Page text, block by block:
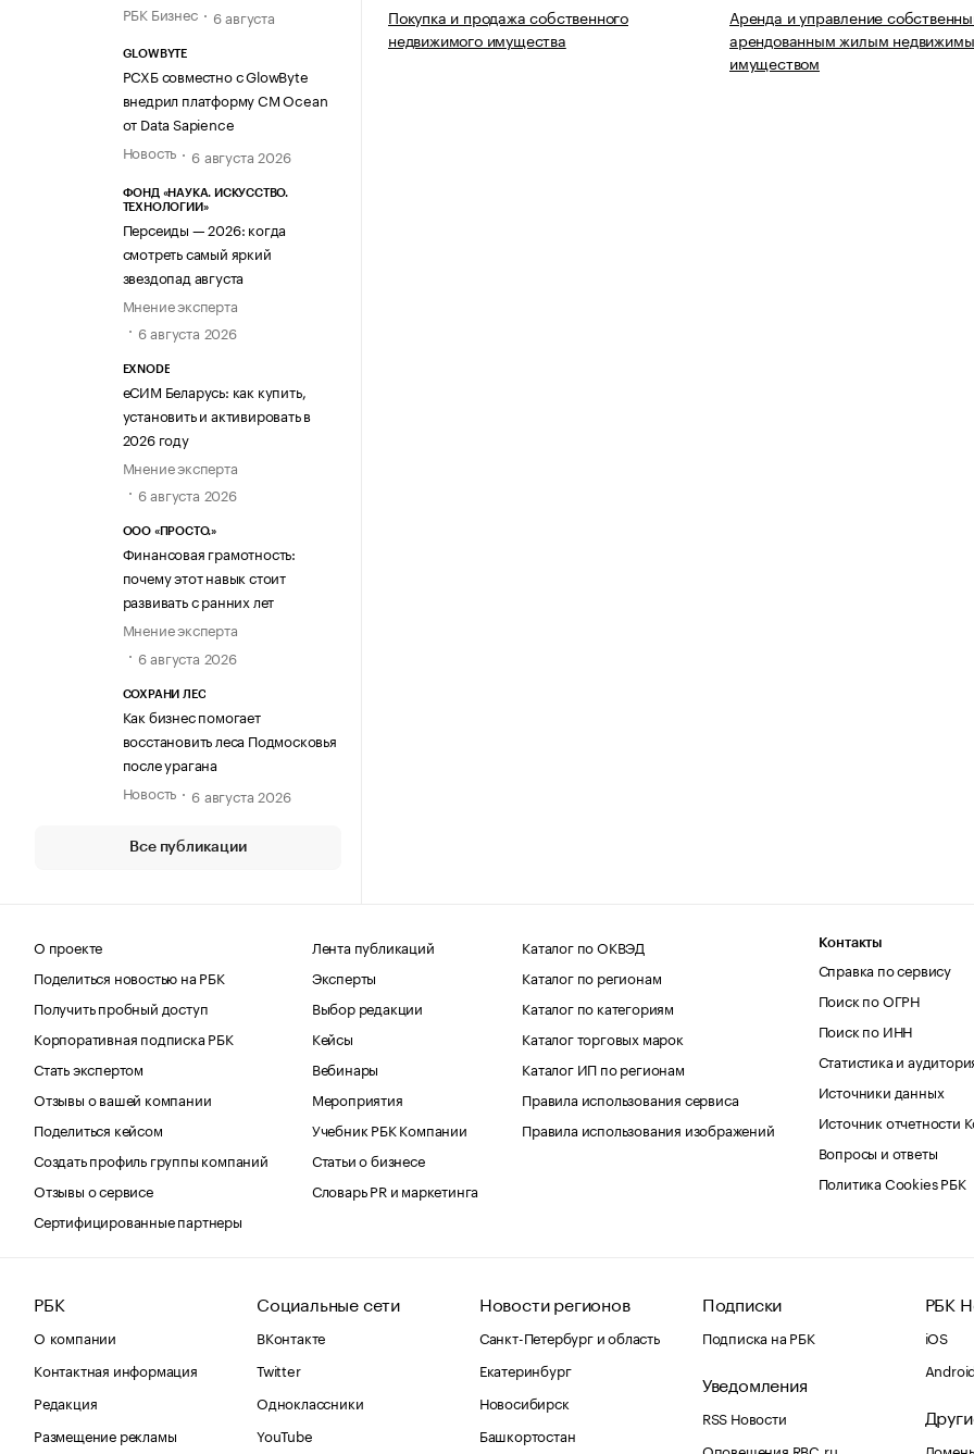
РБК Бизнес
6 августа
GLOWBYTE
РСХБ совместно с GlowByte
внедрил платформу CM Ocean
от Data Sapience
Новость
6 августа 2026
ФОНД «НАУКА. ИСКУССТВО.
ТЕХНОЛОГИИ»
Персеиды — 2026: когда
смотреть самый яркий
звездопад августа
Мнение эксперта
6 августа 2026
EXNODE
еСИМ Беларусь: как купить,
установить и активировать в
2026 году
Мнение эксперта
6 августа 2026
ООО «ПРОСТО.»
Финансовая грамотность:
почему этот навык стоит
развивать с ранних лет
Мнение эксперта
6 августа 2026
СОХРАНИ ЛЕС
Как бизнес помогает
восстановить леса Подмосковья
после урагана
Новость
6 августа 2026
Все публикации
Покупка и продажа собственного
недвижимого имущества
Аренда и управление
арендованным жилым
имуществом
О проекте
Поделиться новостью на РБК
Получить пробный доступ
Корпоративная подписка РБК
Стать экспертом
Отзывы о вашей компании
Поделиться кейсом
Создать профиль группы компаний
Отзывы о сервисе
Сертифицированные партнеры
Лента публикаций
Эксперты
Выбор редакции
Кейсы
Вебинары
Мероприятия
Учебник РБК Компании
Статьи о бизнесе
Словарь PR и маркетинга
Каталог по ОКВЭД
Каталог по регионам
Каталог по категориям
Каталог торговых марок
Каталог ИП по регионам
Правила использования сервиса
Правила использования изображений
Контакты
Справка по сервису
Поиск по ОГРН
Поиск по ИНН
Статистика и
Источники данных
Источник отчетности
Вопросы и ответы
Политика Cookies РБК
РБК
О компании
Контактная информация
Редакция
Размещение рекламы
Социальные сети
ВКонтакте
Twitter
Одноклассники
YouTube
Новости регионов
Санкт-Петербург и область
Екатеринбург
Новосибирск
Башкортостан
Подписки
Подписка на РБК
Уведомления
RSS Новости
Оповещения RBC.ru
РБК
iOS